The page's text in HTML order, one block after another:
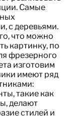
Самые
с деревьями.
что можно
картинку, по
фрезерного
изготовим
имеют ряд
такие как
делают
стилей и